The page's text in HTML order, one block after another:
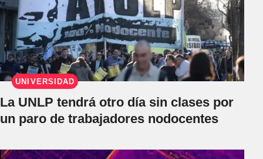
UNIVERSIDAD
La UNLP tendrá otro día sin clases por
un paro de trabajadores nodocentes